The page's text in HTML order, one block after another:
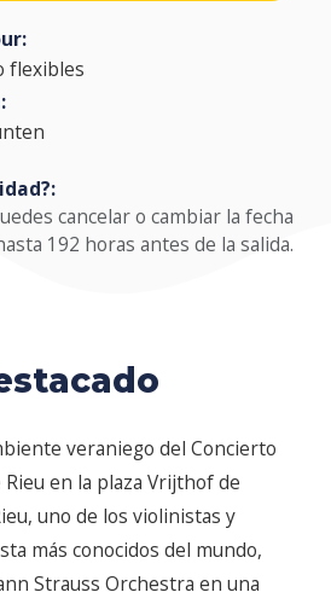
flexibles
cancelar o cambiar la fecha
192 horas antes de la salida.
veraniego del Concierto
en la plaza Vrijthof de
uno de los violinistas y
más conocidos del mundo,
Strauss Orchestra en una